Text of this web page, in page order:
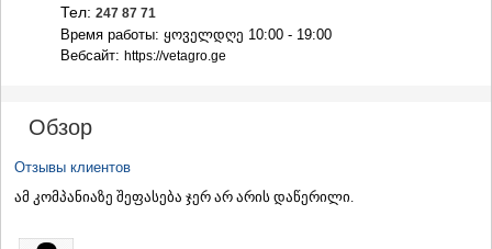
САМЦХЕ-ДЖАВАХЕТИ
АДИГЕНИ
АСПИНДЗА
БОРЖОМИ
НИНОЦМИНДА
АБАСТУМАНИ
БАКУРИАНИ
Тел: 247 87 71
Время работы: ყოველდღე 10:00 - 19:00
Вебсайт: https://vetagro.ge
Обзор
Отзывы клиентов
ამ კომპანიაზე შეფასება ჯერ არ არის დაწერილი.